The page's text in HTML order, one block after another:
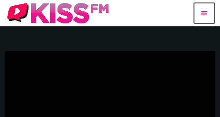
menu